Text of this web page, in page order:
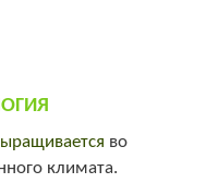
во
климата.